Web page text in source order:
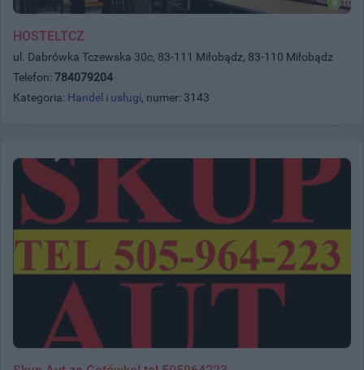
HOSTELTCZ
ul. Dabrówka Tczewska 30c, 83-111 Miłobądz, 83-110 Miłobądz
Telefon: 784079204
Kategoria: Handel i usługi, numer: 3143